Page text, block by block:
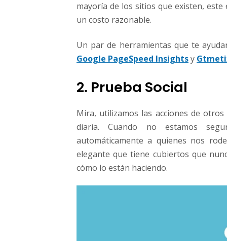
mayoría de los sitios que existen,
un costo razonable.
Un par de herramientas que te
Google PageSpeed Insightsy
2. Prueba Social
Mira, utilizamos las acciones de
diaria. Cuando no estamos
automáticamente a quienes nos
elegante que tiene cubiertos que
cómo lo están haciendo.